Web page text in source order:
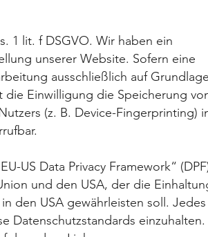
1 lit. f DSGVO. Wir haben ein
unserer Website. Sofern eine
ausschließlich auf Grundlage
die Einwilligung die Speicherung
(z. B. Device-Fingerprinting)
US Data Privacy Framework“
und den USA, der die
den USA gewährleisten soll. Jedes
Datenschutzstandards einzuhalten.